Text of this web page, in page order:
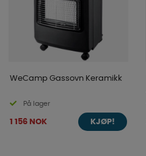
WeCamp Gassovn Keramikk
På lager
1 156 NOK KJØP!